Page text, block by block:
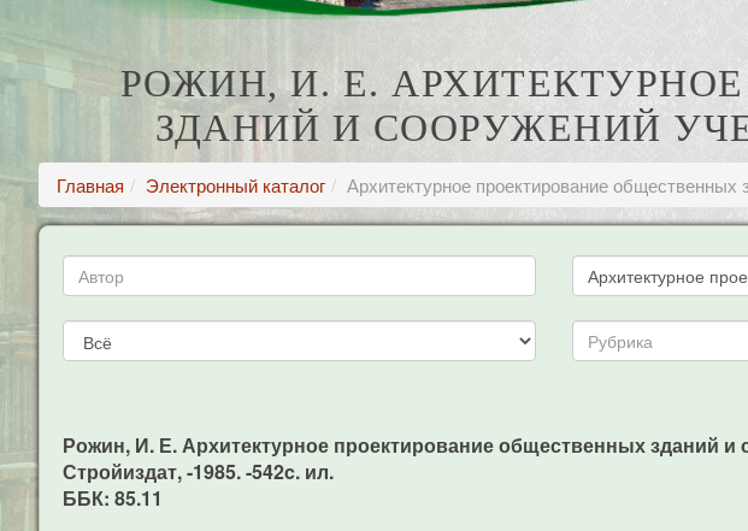
РОЖИН, И. Е.
ЗДАНИЙ И СООРУЖЕНИЙ
Главная Электронный каталог Архитектурное проектирование
Рожин, И. Е. Архитектурное проектирование общественных зданий
Стройиздат, -1985. -542c. ил.
ББК: 85.11